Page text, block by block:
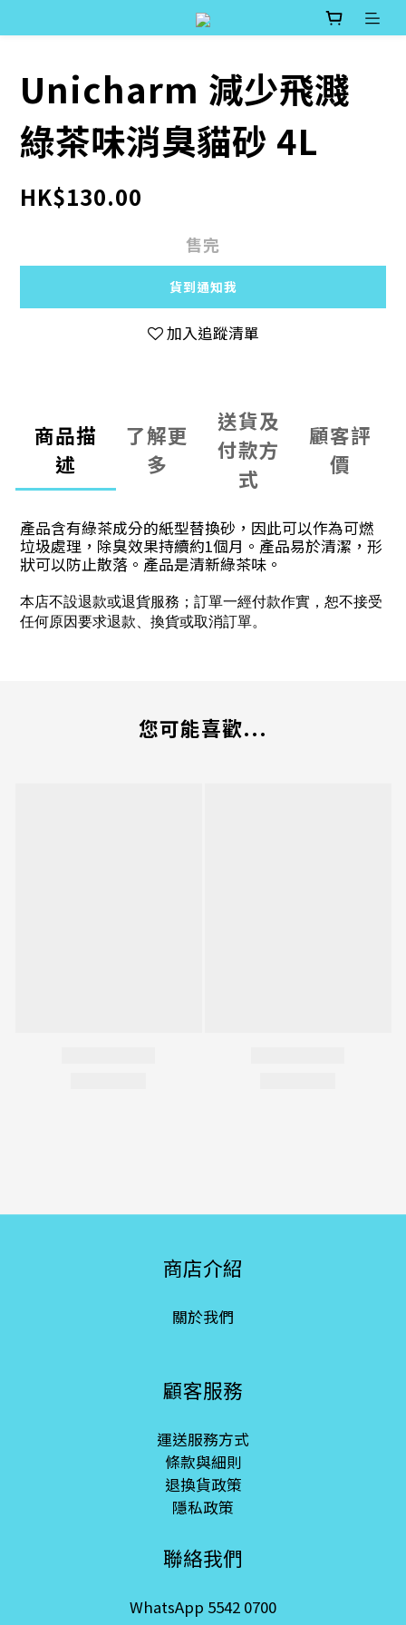
Unicharm 減少飛濺
綠茶味消臭貓砂 4L
HK$130.00
售完
貨到通知我
加入追蹤清單
商品描
述
了解更
多
送貨及
付款方
式
顧客評
價
產品含有綠茶成分的紙型替換砂，因此可以作為可燃
垃圾處理，除臭效果持續約1個月。產品易於清潔，形
狀可以防止散落。產品是清新綠茶味。
本店不設退款或退貨服務；訂單一經付款作實，恕不接受
任何原因要求退款、換貨或取消訂單。
您可能喜歡...
商店介紹
關於我們
顧客服務
運送服務方式
條款與細則
退換貨政策
隱私政策
聯絡我們
WhatsApp 5542 0700